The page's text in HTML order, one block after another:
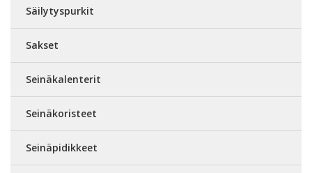
Säilytyspurkit
Sakset
Seinäkalenterit
Seinäkoristeet
Seinäpidikkeet